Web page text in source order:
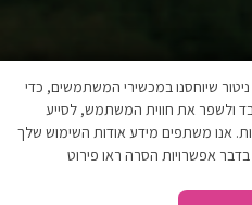
ניטור שיוחסנו במכשירי המשתמשים, כדי
ולשפר את חווית המשתמש, לסייע
אנו משתפים מידע אודות השימוש שלך
אפשרויות הסרה ראו פירוט